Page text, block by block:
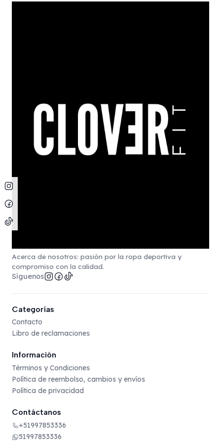
Acerca de nosotros: pasión por la ropa deportiva y
compromiso con la calidad.
Síguenos
Categorías
Contacto
Libro de reclamaciones
Información
Términos y Condiciones
Política de reembolso, cambios y envíos
Política de privacidad
Contáctanos
+51997853336
51997853336